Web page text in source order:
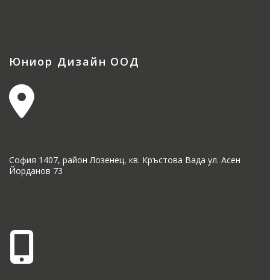
Юниор Дизайн ООД
София 1407, район Лозенец, кв. Кръстова Вада ул. Асен
Йорданов 73